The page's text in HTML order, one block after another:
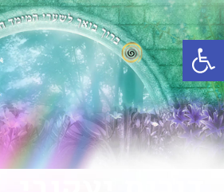
פתח סרגל נגישות